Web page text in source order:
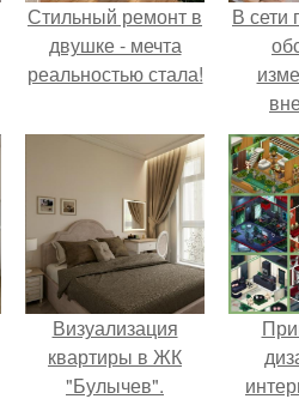
Стильный ремонт в
двушке - мечта
реальностью стала!
В сети
Визуализация
квартиры в ЖК
"Булычев".